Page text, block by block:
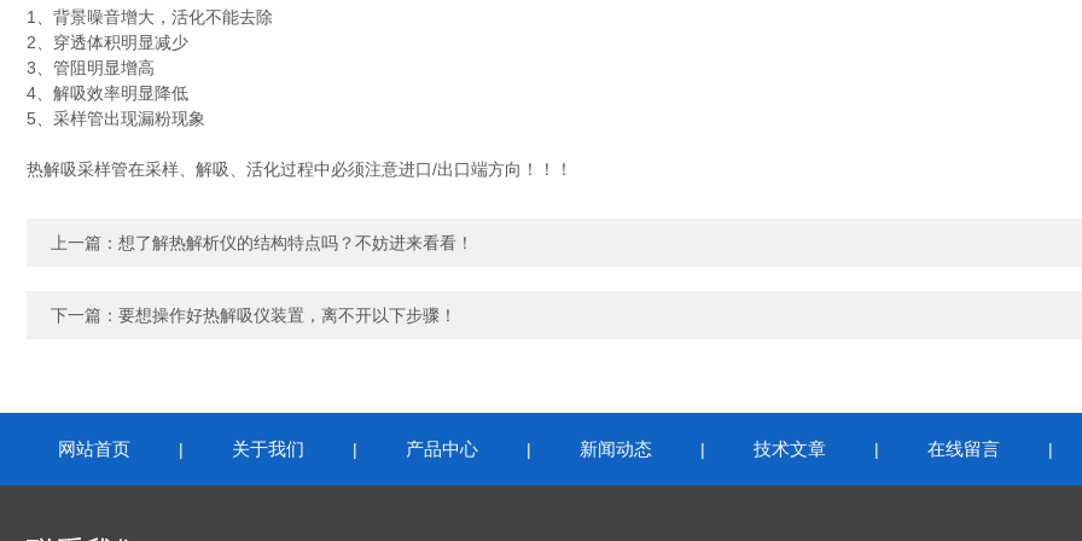
1、背景噪音增大，活化不能去除
2、穿透体积明显减少
3、管阻明显增高
4、解吸效率明显降低
5、采样管出现漏粉现象
热解吸采样管在采样、解吸、活化过程中必须注意进口/出口端方向！！！
上一篇： 想了解热解析仪的结构特点吗？不妨进来看看！
下一篇： 要想操作好热解吸仪装置，离不开以下步骤！
网站首页 | 关于我们 | 产品中心 | 新闻动态 | 技术文章 | 在线留言 |